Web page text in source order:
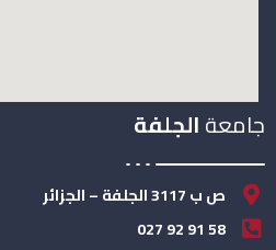
جامعةالجلفة
ص ب 3117 الجلفة – الجزائر
58 91 92 027